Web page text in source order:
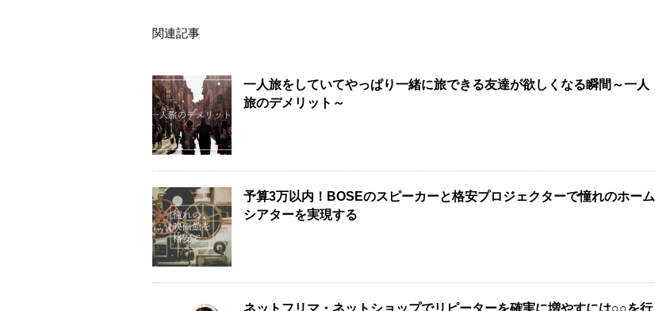
関連記事
一人旅をしていてやっぱり一緒に旅できる友達が欲しくなる瞬間～一人
旅のデメリット～
予算3万以内！BOSEのスピーカーと格安プロジェクターで憧れのホーム
シアターを実現する
ネットフリマ・ネットショップでリピーターを確実に増やすには○○を行